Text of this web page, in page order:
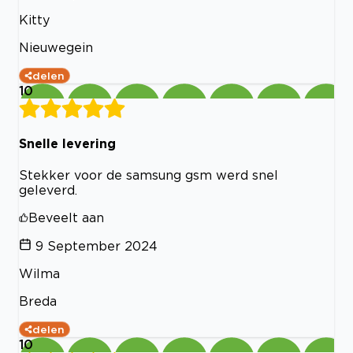
Kitty
Nieuwegein
delen
10
Snelle levering
Stekker voor de samsung gsm werd snel
geleverd.
Beveelt aan
9 September 2024
Wilma
Breda
delen
10